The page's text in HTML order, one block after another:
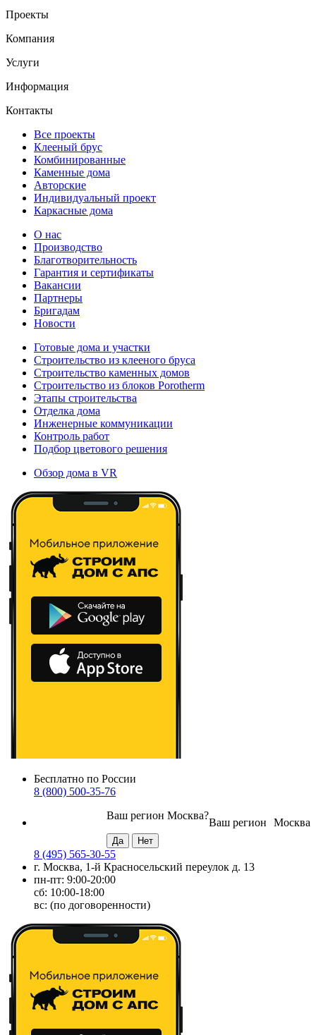
Проекты
Компания
Услуги
Информация
Контакты
Все проекты
Клееный брус
Комбинированные
Каменные дома
Авторские
Индивидуальный проект
Каркасные дома
О нас
Производство
Благотворительность
Гарантия и сертификаты
Вакансии
Партнеры
Бригадам
Новости
Готовые дома и участки
Строительство из клееного бруса
Строительство каменных домов
Строительство из блоков Porotherm
Этапы строительства
Отделка дома
Инженерные коммуникации
Контроль работ
Подбор цветового решения
Обзор дома в VR
Бесплатно по России
8 (800) 500-35-76
Москва
Ваш регион
Ваш регион Москва?
8 (495) 565-30-55
г. Москва, 1-й Красносельский переулок д. 13
пн-пт: 9:00-20:00
сб: 10:00-18:00
вс: (по договоренности)